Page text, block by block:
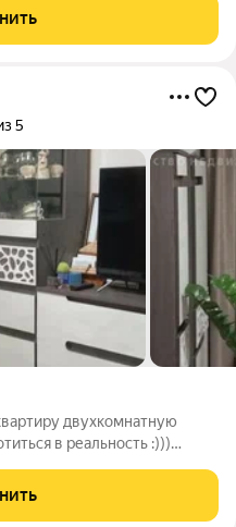
любые
5
двухкомнатную
в реальность :)))
район - рядом